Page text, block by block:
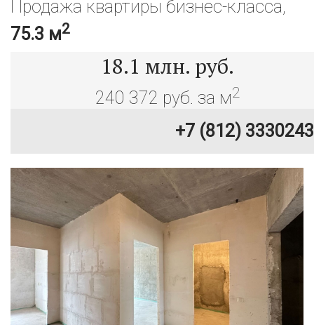
Продажа квартиры бизнес-класса,
75.3 м2
18.1 млн. руб.
240 372 руб. за м2
+7 (812) 3330243